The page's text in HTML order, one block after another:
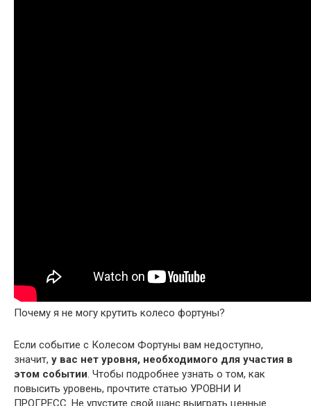
Почему я не могу крутить колесо фортуны?
Если событие с Колесом Фортуны вам недоступно,
значит, у вас нет уровня, необходимого для участия в
этом событии. Чтобы подробнее узнать о том, как
повысить уровень, прочтите статью УРОВНИ И